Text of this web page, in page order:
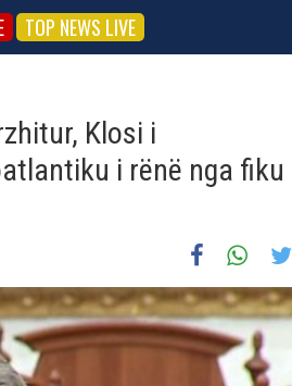
TOP NEWS LIVE
Klosi i
i rënë nga fiku